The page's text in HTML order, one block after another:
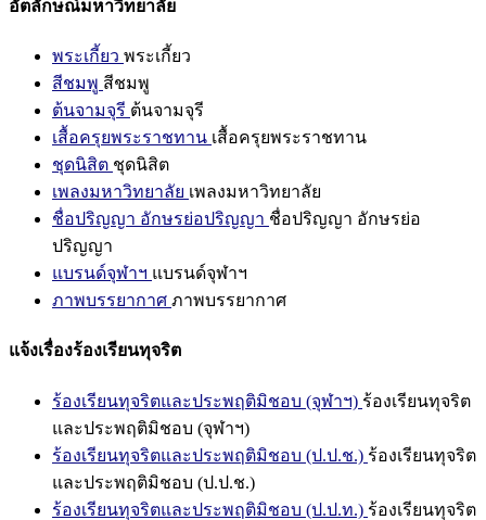
อัตลักษณ์มหาวิทยาลัย
พระเกี้ยว พระเกี้ยว
สีชมพู สีชมพู
ต้นจามจุรี ต้นจามจุรี
เสื้อครุยพระราชทาน เสื้อครุยพระราชทาน
ชุดนิสิต ชุดนิสิต
เพลงมหาวิทยาลัย เพลงมหาวิทยาลัย
ชื่อปริญญา อักษรย่อปริญญา ชื่อปริญญา อักษรย่อ
ปริญญา
แบรนด์จุฬาฯ แบรนด์จุฬาฯ
ภาพบรรยากาศ ภาพบรรยากาศ
แจ้งเรื่องร้องเรียนทุจริต
ร้องเรียนทุจริตและประพฤติมิชอบ (จุฬาฯ) ร้องเรียนทุจริต
และประพฤติมิชอบ (จุฬาฯ)
ร้องเรียนทุจริตและประพฤติมิชอบ (ป.ป.ช.) ร้องเรียนทุจริต
และประพฤติมิชอบ (ป.ป.ช.)
ร้องเรียนทุจริตและประพฤติมิชอบ (ป.ป.ท.) ร้องเรียนทุจริต